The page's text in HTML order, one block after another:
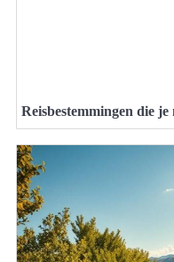
Reisbestemmingen die